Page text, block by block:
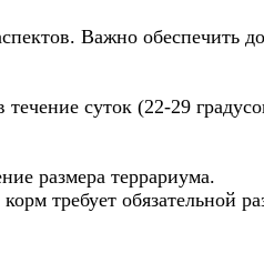
Важно обеспечить
течение суток (22-29
размера террариума.
требует обязательной